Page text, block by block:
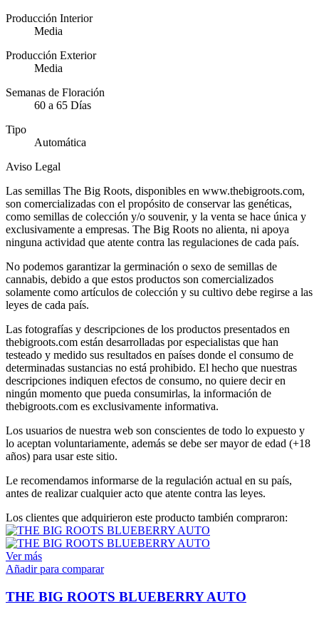
Producción Interior
Media
Producción Exterior
Media
Semanas de Floración
60 a 65 Días
Tipo
Automática
Aviso Legal
Las semillas The Big Roots, disponibles en www.thebigroots.com,
son comercializadas con el propósito de conservar las genéticas,
como semillas de colección y/o souvenir, y la venta se hace única y
exclusivamente a empresas. The Big Roots no alienta, ni apoya
ninguna actividad que atente contra las regulaciones de cada país.
No podemos garantizar la germinación o sexo de semillas de
cannabis, debido a que estos productos son comercializados
solamente como artículos de colección y su cultivo debe regirse a las
leyes de cada país.
Las fotografías y descripciones de los productos presentados en
thebigroots.com están desarrolladas por especialistas que han
testeado y medido sus resultados en países donde el consumo de
determinadas sustancias no está prohibido. El hecho que nuestras
descripciones indiquen efectos de consumo, no quiere decir en
ningún momento que pueda consumirlas, la información de
thebigroots.com es exclusivamente informativa.
Los usuarios de nuestra web son conscientes de todo lo expuesto y
lo aceptan voluntariamente, además se debe ser mayor de edad (+18
años) para usar este sitio.
Le recomendamos informarse de la regulación actual en su país,
antes de realizar cualquier acto que atente contra las leyes.
Los clientes que adquirieron este producto también compraron:
Ver más
Añadir para comparar
THE BIG ROOTS BLUEBERRY AUTO